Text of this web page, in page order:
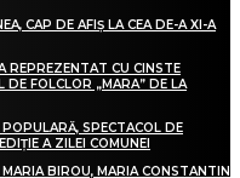
CAP DE AFIȘ LA CEA DE-A XI-A
REPREZENTAT CU CINSTE
DE FOLCLOR „MARA” DE LA
SPECTACOL DE
A ZILEI COMUNEI
BIROU, MARIA CONSTANTIN